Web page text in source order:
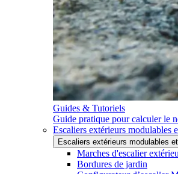
Guides & Tutoriels
Guide pratique pour calculer le
Escaliers extérieurs modulables
Escaliers extérieurs modulables
Marches d'escalier
Bordures de jardin